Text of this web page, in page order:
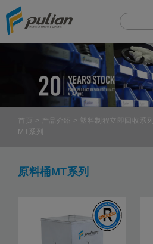
首页 > 产品介绍 > 塑料制程立即回收系列
MT系列
原料桶MT系列
Cookie管理面板